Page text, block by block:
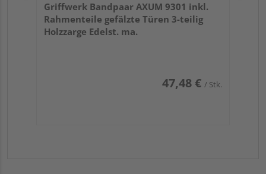
Griffwerk Bandpaar AXUM 9301 inkl.
Rahmenteile gefälzte Türen 3-teilig
Holzzarge Edelst. ma.
47,48 € / Stk.